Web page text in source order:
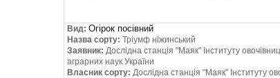
Вид: Огірок посівний
Назва сорту: Тріумф ніжинський
Заявник: Дослідна станція "Маяк" Інституту
аграрних наук України
Власник сорту: Дослідна станція "Маяк" Інституту